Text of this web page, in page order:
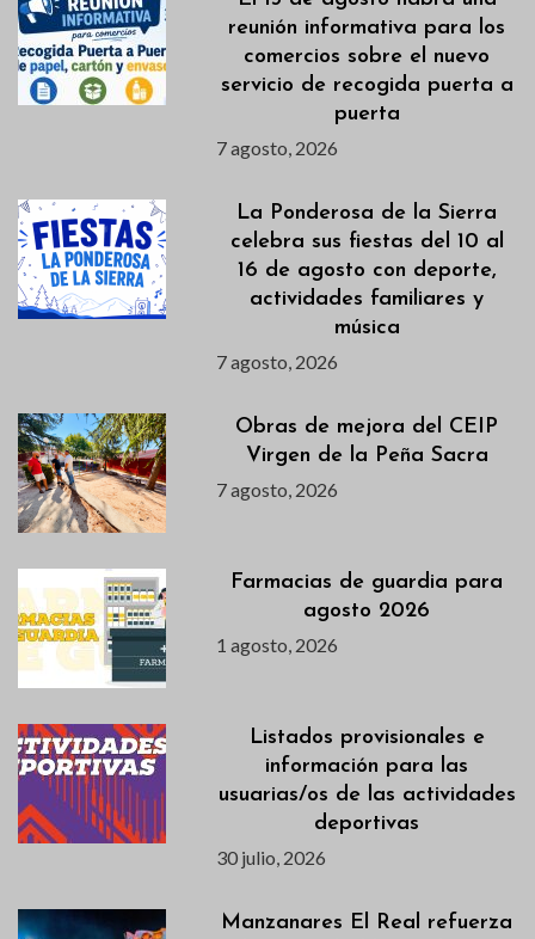
reunión informativa para los
comercios sobre el nuevo
servicio de recogida puerta a
puerta
7 agosto, 2026
La Ponderosa de la Sierra
celebra sus fiestas del 10 al
16 de agosto con deporte,
actividades familiares y
música
7 agosto, 2026
Obras de mejora del CEIP
Virgen de la Peña Sacra
7 agosto, 2026
Farmacias de guardia para
agosto 2026
1 agosto, 2026
Listados provisionales e
información para las
usuarias/os de las actividades
deportivas
30 julio, 2026
Manzanares El Real refuerza